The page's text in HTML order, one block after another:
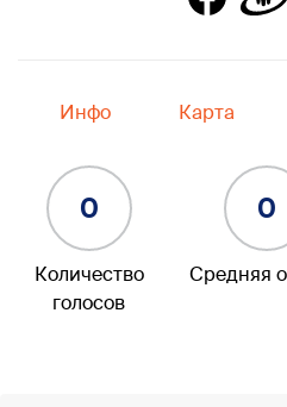
Инфо Карта
0
Количество
голосов
0
Средняя